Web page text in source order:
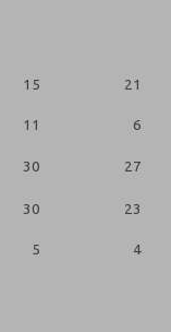
15 21
11 6
30 27
30 23
5 4